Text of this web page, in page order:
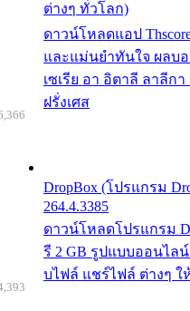
ต่างๆ ทั่วโลก)
ดาวน์โหลดแอป
และแม่นยำทันใจ ผลบ
เซเรีย อา อิตาลี ลาลีก
ฝรั่งเศส
DropBox (โปรแกรม
264.4.3385
ดาวน์โหลดโปรแกรม
รี 2 GB รูปแบบออนไลน์
บไฟล์ แชร์ไฟล์ ต่างๆ ใ